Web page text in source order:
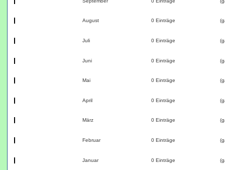
August 0 Einträge
Juli 0 Einträge
Juni 0 Einträge
Mai 0 Einträge
April 0 Einträge
März 0 Einträge
Februar 0 Einträge
Januar 0 Einträge